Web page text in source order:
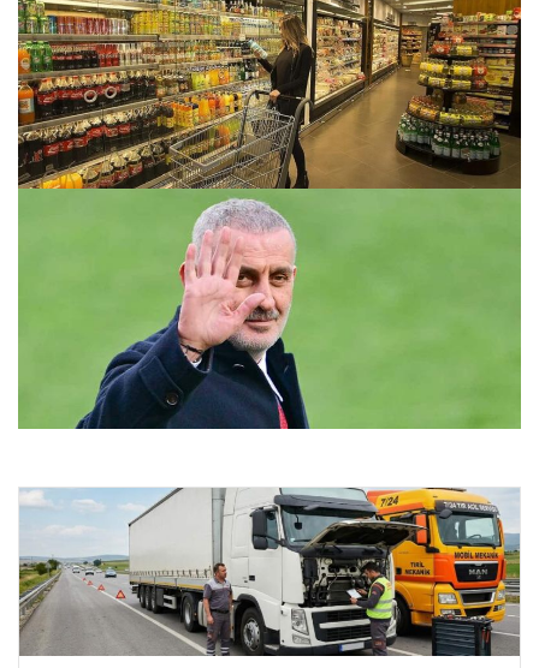
Enflasyon verileri ne zaman açıklanacak? 2026 TÜİK mart
ayı enflasyon verileri
TFF’de sürpriz karar! Yollar resmen ayrıldı
25.07.2026 09:08